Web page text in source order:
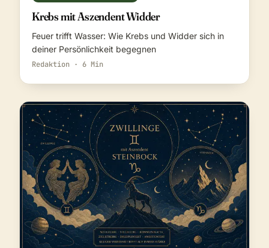
Krebs mit Aszendent Widder
Feuer trifft Wasser: Wie Krebs und Widder sich in
deiner Persönlichkeit begegnen
Redaktion · 6 Min